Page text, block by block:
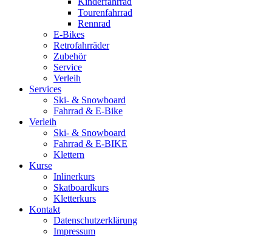
Tourenfahrrad
Rennrad
E-Bikes
Retrofahrräder
Zubehör
Service
Verleih
Services
Ski- & Snowboard
Fahrrad & E-Bike
Verleih
Ski- & Snowboard
Fahrrad & E-BIKE
Klettern
Kurse
Inlinerkurs
Skatboardkurs
Kletterkurs
Kontakt
Datenschutzerklärung
Impressum